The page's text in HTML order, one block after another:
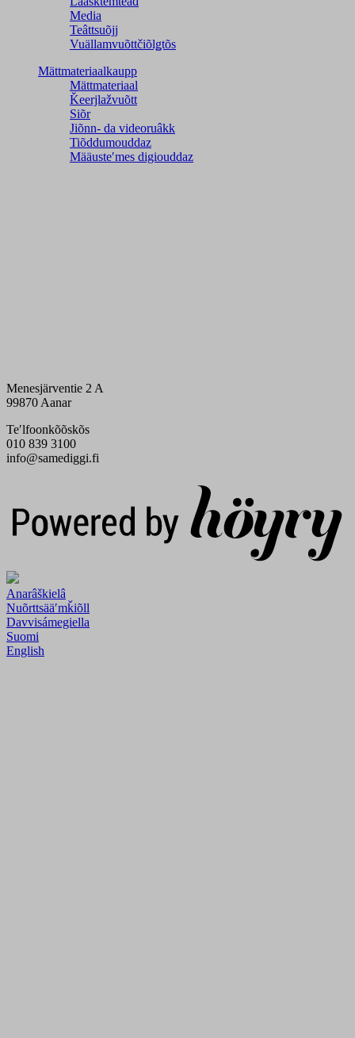
Media
Teâttsuõjj
Vuällamvuõttčiõlǥtõs
Mättmateriaalkaupp
Mättmateriaal
Ǩeerjlažvuõtt
Siõr
Jiõnn- da videoruâkk
Tiõddumouddaz
Määusteʹmes digiouddaz
Menesjärventie 2 A
99870 Aanar
Teʹlfoonkõõskõs
010 839 3100
info@samediggi.fi
Anarâškielâ
Nuõrttsääʹmǩiõll
Davvisámegiella
Suomi
English